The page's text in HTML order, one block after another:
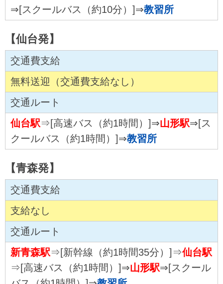
⇒[スクールバス（約10分）]⇒教習所
【仙台発】
交通費支給
無料送迎（交通費支給なし）
交通ルート
仙台駅⇒[高速バス（約1時間）]⇒山形駅⇒[ス
クールバス（約1時間）]⇒教習所
【青森発】
交通費支給
支給なし
交通ルート
新青森駅⇒[新幹線（約1時間35分）]⇒仙台駅
⇒[高速バス（約1時間）]⇒山形駅⇒[スクール